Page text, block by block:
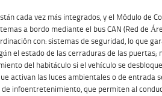
cada vez más integrados, y el Módulo de
a bordo mediante el bus CAN (Red de
con: sistemas de seguridad, lo que
el estado de las cerraduras de las puertas;
del habitáculo si el vehículo se
activan las luces ambientales o de entrada
de infoentretenimiento, que permiten al